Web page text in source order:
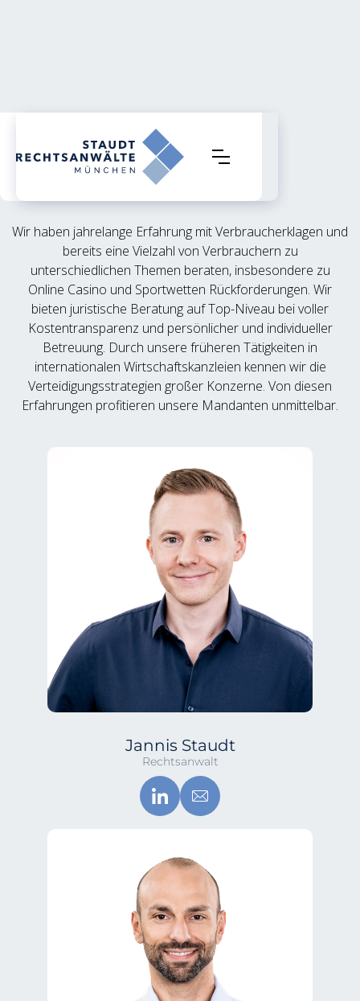
Über uns
Wir haben jahrelange Erfahrung mit Verbraucherklagen und
bereits eine Vielzahl von Verbrauchern zu
unterschiedlichen Themen beraten, insbesondere zu
Online Casino und Sportwetten Rückforderungen. Wir
bieten juristische Beratung auf Top-Niveau bei voller
Kostentransparenz und persönlicher und individueller
Betreuung. Durch unsere früheren Tätigkeiten in
internationalen Wirtschaftskanzleien kennen wir die
Verteidigungsstrategien großer Konzerne. Von diesen
Erfahrungen profitieren unsere Mandanten unmittelbar.
Jannis Staudt
Rechtsanwalt